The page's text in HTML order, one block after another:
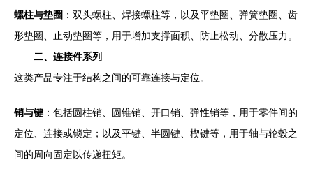
螺柱与垫圈 ：双头螺柱、焊接螺柱等，以及平垫圈、弹簧垫圈、齿
形垫圈、止动垫圈等，用于增加支撑面积、防止松动、分散压力。
二、连接件系列
这类产品专注于结构之间的可靠连接与定位。
销与键 ：包括圆柱销、圆锥销、开口销、弹性销等，用于零件间的
定位、连接或锁定；以及平键、半圆键、楔键等，用于轴与轮毂之
间的周向固定以传递扭矩。